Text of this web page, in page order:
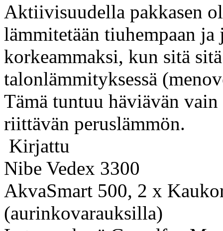
Aktiivisuudella pakkasen
lämmitetään tiuhempaan ja
korkeammaksi, kun sitä
talonlämmityksessä
Tämä tuntuu häviävän
riittävän peruslämmön.
Kirjattu
Nibe Vedex 3300
AkvaSmart 500, 2 x
(aurinkovarauksilla)